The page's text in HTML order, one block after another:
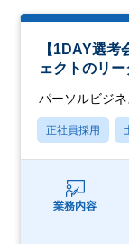
【1DAY選
ェクトのリー
パーソルビジ
正社員採用
業務内容